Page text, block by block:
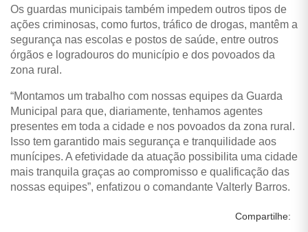
Os guardas municipais também impedem outros tipos de
ações criminosas, como furtos, tráfico de drogas, mantêm a
segurança nas escolas e postos de saúde, entre outros
órgãos e logradouros do município e dos povoados da
zona rural.
“Montamos um trabalho com nossas equipes da Guarda
Municipal para que, diariamente, tenhamos agentes
presentes em toda a cidade e nos povoados da zona rural.
Isso tem garantido mais segurança e tranquilidade aos
munícipes. A efetividade da atuação possibilita uma cidade
mais tranquila graças ao compromisso e qualificação das
nossas equipes”, enfatizou o comandante Valterly Barros.
Compartilhe: